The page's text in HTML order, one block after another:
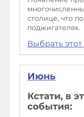
столице, что
поджигателях.
Выбрать
Июнь
Кстати, в
события: